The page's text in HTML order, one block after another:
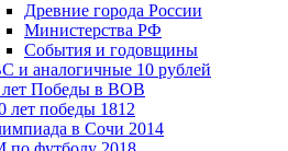
Древние города России
Министерства РФ
События и годовщины
и аналогичные 10 рублей
лет Победы в ВОВ
лет победы 1812
в Сочи 2014